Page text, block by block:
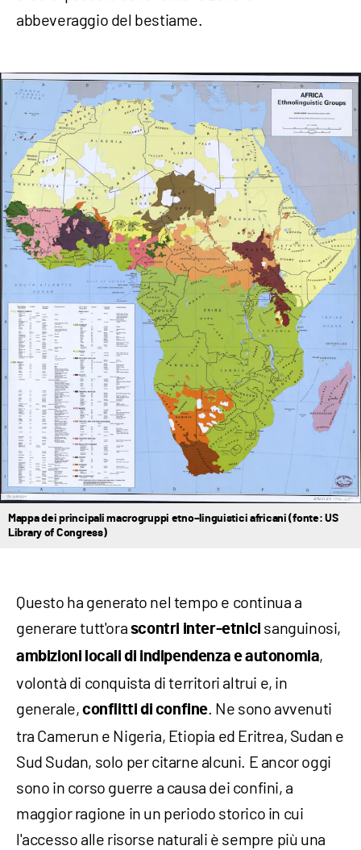
abbeveraggio del bestiame.
Mappa dei principali macrogruppi etno–linguistici africani (fonte: US
Library of Congress)
Questo ha generato nel tempo e continua a
generare tutt'ora scontri inter-etnici sanguinosi,
ambizioni locali di indipendenza e autonomia,
volontà di conquista di territori altrui e, in
generale, conflitti di confine. Ne sono avvenuti
tra Camerun e Nigeria, Etiopia ed Eritrea, Sudan e
Sud Sudan, solo per citarne alcuni. E ancor oggi
sono in corso guerre a causa dei confini, a
maggior ragione in un periodo storico in cui
l'accesso alle risorse naturali è sempre più una